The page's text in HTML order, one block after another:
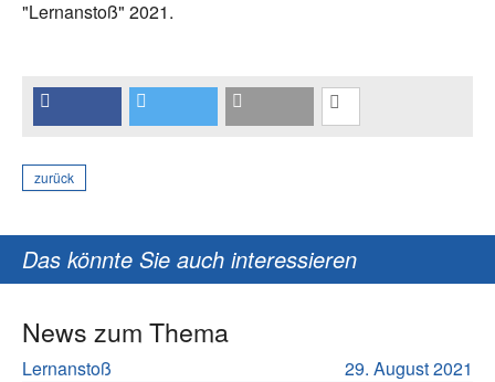
"Lernanstoß" 2021.
zurück
Das könnte Sie auch interessieren
News zum Thema
29. August 2021
Lernanstoß